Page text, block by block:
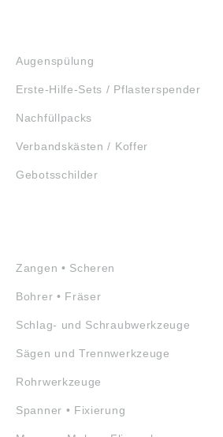
Augenspülung
Erste-Hilfe-Sets / Pflasterspender
Nachfüllpacks
Verbandskästen / Koffer
Gebotsschilder
Zangen • Scheren
Bohrer • Fräser
Schlag- und Schraubwerkzeuge
Sägen und Trennwerkzeuge
Rohrwerkzeuge
Spanner • Fixierung